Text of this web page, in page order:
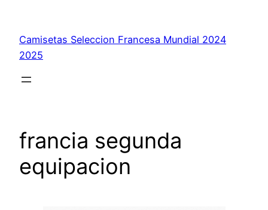
contenido
Camisetas Seleccion Francesa Mundial 2024
2025
francia segunda
equipacion